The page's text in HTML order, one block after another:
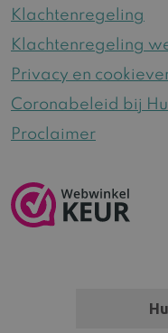
Klachtenregeling
Klachtenregeling
Privacy en
Coronabeleid bij
Proclaimer